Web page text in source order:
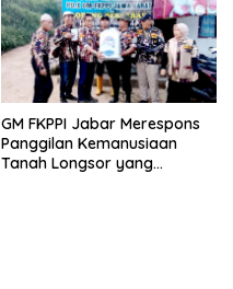
GM FKPPI Jabar Merespons
Panggilan Kemanusiaan
Tanah Longsor yang